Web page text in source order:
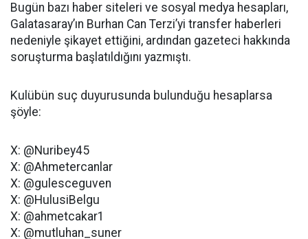
Bugün bazı haber siteleri ve sosyal medya hesapları,
Galatasaray’ın Burhan Can Terzi’yi transfer haberleri
nedeniyle şikayet ettiğini, ardından gazeteci hakkında
soruşturma başlatıldığını yazmıştı.
Kulübün suç duyurusunda bulunduğu hesaplarsa
şöyle:
X: @Nuribey45
X: @Ahmetercanlar
X: @gulesceguven
X: @HulusiBelgu
X: @ahmetcakar1
X: @mutluhan_suner